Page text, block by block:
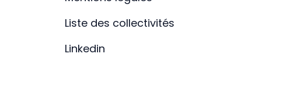
Liste des collectivités
Linkedin